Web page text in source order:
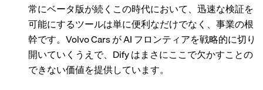
常にベータ版が続くこの時代において、迅速な検証を
可能にするツールは単に便利なだけでなく、事業の根
幹です。Volvo Cars が AI フロンティアを戦略的に切り
開いていくうえで、Dify はまさにここで欠かすことの
できない価値を提供しています。